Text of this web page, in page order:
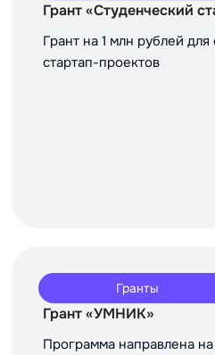
Грант «Студенческий
Грант на 1 млн рублей
стартап-проектов
Гранты
Грант «УМНИК»
Программа направлена